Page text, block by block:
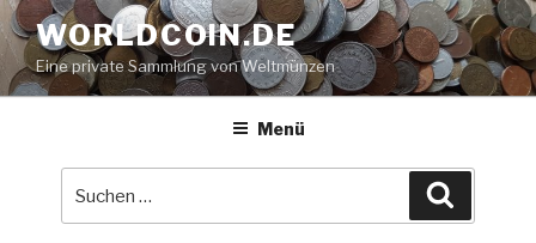
Zum
Inhalt
springen
WORLDCOIN.DE
Eine private Sammlung von Weltmünzen
Menü